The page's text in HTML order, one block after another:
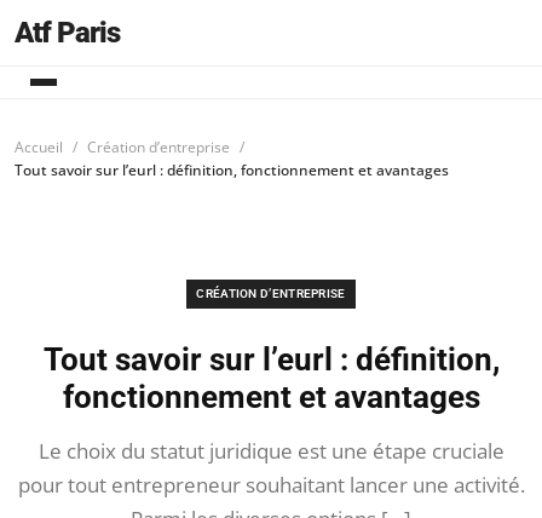
Atf Paris
Accueil
Création d’entreprise
Tout savoir sur l’eurl : définition, fonctionnement et avantages
CRÉATION D’ENTREPRISE
Tout savoir sur l’eurl : définition,
fonctionnement et avantages
Le choix du statut juridique est une étape cruciale
pour tout entrepreneur souhaitant lancer une activité.